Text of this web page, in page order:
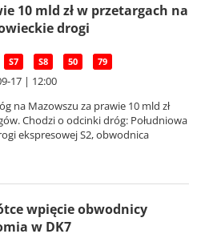
10 mld zł w przetargach na
drogi
S7 S8 50 79
17 | 12:00
na Mazowszu za prawie 10 mld zł
Chodzi o odcinki dróg: Południowa
ekspresowej S2, obwodnica
wpięcie obwodnicy
w DK7